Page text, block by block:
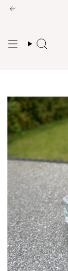
Zum
Suche